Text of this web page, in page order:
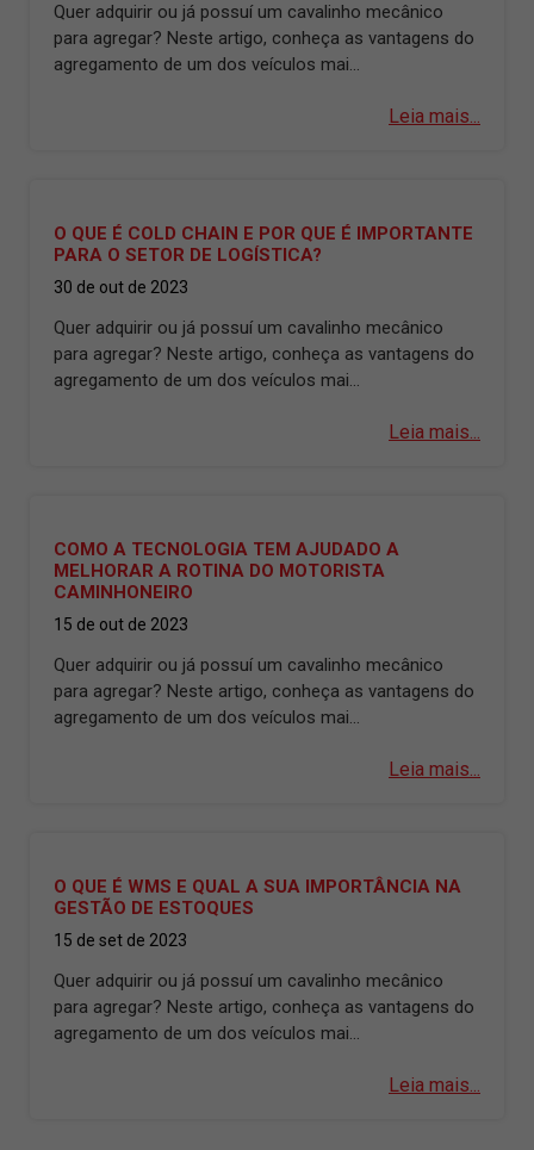
Quer adquirir ou já possuí um cavalinho mecânico
para agregar? Neste artigo, conheça as vantagens do
agregamento de um dos veículos mai...
Leia mais...
O QUE É COLD CHAIN E POR QUE É IMPORTANTE
PARA O SETOR DE LOGÍSTICA?
30 de out de 2023
Quer adquirir ou já possuí um cavalinho mecânico
para agregar? Neste artigo, conheça as vantagens do
agregamento de um dos veículos mai...
Leia mais...
COMO A TECNOLOGIA TEM AJUDADO A
MELHORAR A ROTINA DO MOTORISTA
CAMINHONEIRO
15 de out de 2023
Quer adquirir ou já possuí um cavalinho mecânico
para agregar? Neste artigo, conheça as vantagens do
agregamento de um dos veículos mai...
Leia mais...
O QUE É WMS E QUAL A SUA IMPORTÂNCIA NA
GESTÃO DE ESTOQUES
15 de set de 2023
Quer adquirir ou já possuí um cavalinho mecânico
para agregar? Neste artigo, conheça as vantagens do
agregamento de um dos veículos mai...
Leia mais...